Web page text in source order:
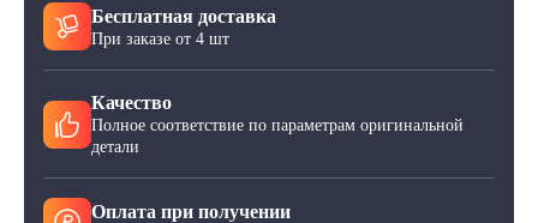
Бесплатная доставка
При заказе от 4 шт
Качество
Полное соответствие по параметрам оригинальной
детали
Оплата при получении